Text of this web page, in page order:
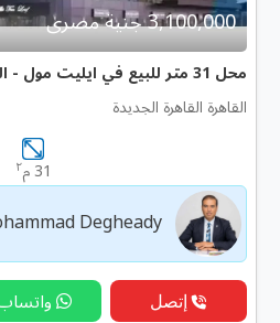
3,100,000 جنية مصرى
محل 31 متر للبيع في ايليت مول - القاهره الجديده
القاهرة القاهرة الجديدة
31 م ٢
Degheady
إتصل